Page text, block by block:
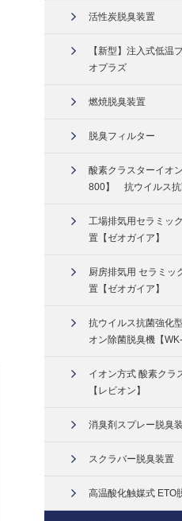
活性炭脱臭装置
【新型】注入式低温
オプラズ
燃焼脱臭装置
脱臭フィルター
酸素クラスターイオ
800】 抗ウイルス抗
工場排気用セラミッ
置【ゼオガイア】
厨房排気用 セラミッ
置【ゼオガイア】
抗ウイルス抗菌強化
オン除菌脱臭機【WK-
イオン方式 酸素クラ
【レビオン】
消臭剤スプレー脱臭
スクラバー脱臭装置
高温酸化触媒式 ETO